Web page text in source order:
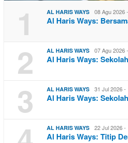
1 AL HARIS WAYS 08 Agu 2026
Al Haris Ways:
2 AL HARIS WAYS 07 Agu 2026
Al Haris Ways:
3 AL HARIS WAYS 31 Jul 2026 -
Al Haris Ways:
AL HARIS WAYS 22 Jul 2026 -
Al Haris Ways: Titip